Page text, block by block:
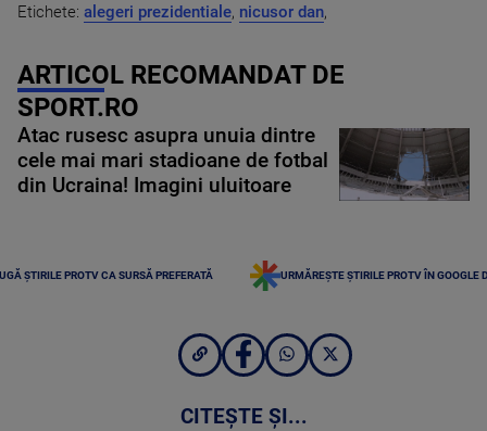
Etichete: alegeri prezidentiale, nicusor dan,
ARTICOL RECOMANDAT DE
SPORT.RO
Atac rusesc asupra unuia dintre
cele mai mari stadioane de fotbal
din Ucraina! Imagini uluitoare
ȘTIRILE PROTV CA SURSĂ PREFERATĂ URMĂREȘTE ȘTIRILE PROTV ÎN GOOGLE
CITEȘTE ȘI...